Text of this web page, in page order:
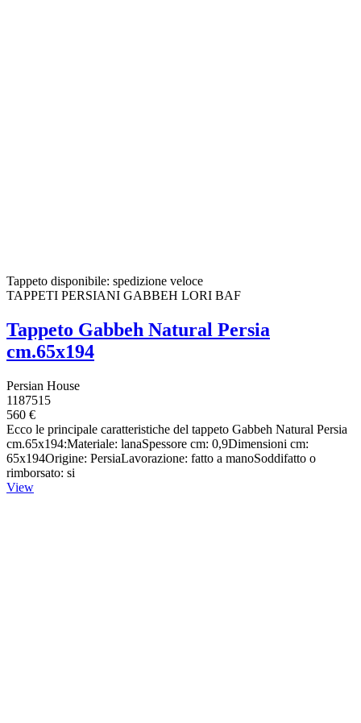
Tappeto disponibile: spedizione veloce
TAPPETI PERSIANI GABBEH LORI BAF
Tappeto Gabbeh Natural Persia
cm.65x194
Persian House
1187515
560 €
Ecco le principale caratteristiche del tappeto Gabbeh Natural Persia
cm.65x194:Materiale: lanaSpessore cm: 0,9Dimensioni cm:
65x194Origine: PersiaLavorazione: fatto a manoSoddifatto o
rimborsato: si
View